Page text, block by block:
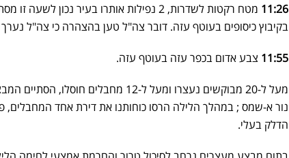
11:26 מטח רקטות לשדרות, 2 נפילות אותרו בעיר נכון לשעה זו מסתמן כי אין נפגעים.
בקיבוץ כיסופים בעוטף עזה. דובר צה"ל טען בהצהרה כי צה"ל
11:55 צבע אדום בכפר עזה בעוטף עזה.
מעל ל-20 מבוקשים נעצרו ומעל ל-12
נור א-שמס ; במהלך הלילה הרסו כוחותנו את דירת אחד
הדלק בעלי.